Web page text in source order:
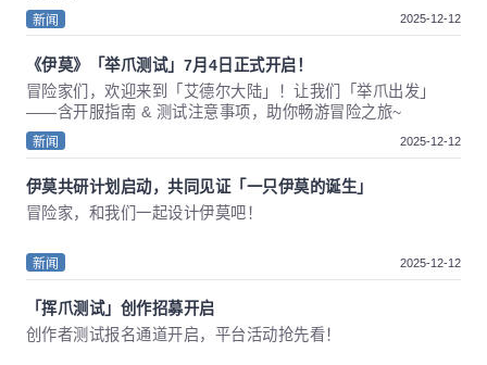
新闻 2025-12-12
《伊莫》「举爪测试」7月4日正式开启！
冒险家们，欢迎来到「艾德尔大陆」！让我们「举爪出发」
——含开服指南 & 测试注意事项，助你畅游冒险之旅~
新闻 2025-12-12
伊莫共研计划启动，共同见证「一只伊莫的诞生」
冒险家，和我们一起设计伊莫吧！
新闻 2025-12-12
「挥爪测试」创作招募开启
创作者测试报名通道开启，平台活动抢先看！